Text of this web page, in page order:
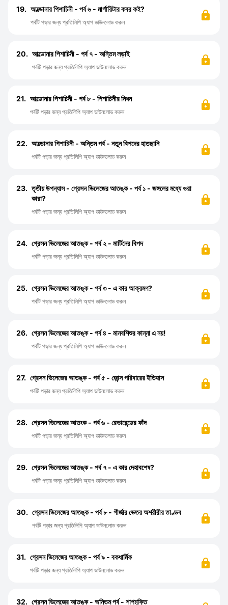
19. আল্ডোনার পিশাচিনী - পর্ব ৬ - মার্গারিটার কবর কই?
পর্বটি পড়ার জন্য প্রতিলিপি অ্যাপ ডাউনলোড করুন
20. আল্ডোনার পিশাচিনী - পর্ব ৭ - অন্তিম লড়াই
পর্বটি পড়ার জন্য প্রতিলিপি অ্যাপ ডাউনলোড করুন
21. আল্ডোনার পিশাচিনী - পর্ব ৮ - পিশাচিনীর নিধন
পর্বটি পড়ার জন্য প্রতিলিপি অ্যাপ ডাউনলোড করুন
22. আল্ডোনার পিশাচিনী - অন্তিম পর্ব - নতুন বিপদের হাতছানি
পর্বটি পড়ার জন্য প্রতিলিপি অ্যাপ ডাউনলোড করুন
23. তৃতীয় উপন্যাস - গ্রেসন ভিলেজের আতঙ্ক - পর্ব ১ - জঙ্গলের মধ্যে ওরা
কারা?
পর্বটি পড়ার জন্য প্রতিলিপি অ্যাপ ডাউনলোড করুন
24. গ্রেসন ভিলেজের আতঙ্ক - পর্ব ২ - মার্টিনের বিপদ
পর্বটি পড়ার জন্য প্রতিলিপি অ্যাপ ডাউনলোড করুন
25. গ্রেসন ভিলেজের আতঙ্ক - পর্ব ৩ - এ কার আক্রমণ?
পর্বটি পড়ার জন্য প্রতিলিপি অ্যাপ ডাউনলোড করুন
26. গ্রেসন ভিলেজের আতঙ্ক - পর্ব ৪ - মানবশিশুর কান্না এ নয়!
পর্বটি পড়ার জন্য প্রতিলিপি অ্যাপ ডাউনলোড করুন
27. গ্রেসন ভিলেজের আতঙ্ক - পর্ব ৫ - জোন্স পরিবারের ইতিহাস
পর্বটি পড়ার জন্য প্রতিলিপি অ্যাপ ডাউনলোড করুন
28. গ্রেসন ভিলেজের আতংক - পর্ব ৬ - রেভারেন্ডের ফাঁদ
পর্বটি পড়ার জন্য প্রতিলিপি অ্যাপ ডাউনলোড করুন
29. গ্রেসন ভিলেজের আতঙ্ক - পর্ব ৭ - এ কার দেহাবশেষ?
পর্বটি পড়ার জন্য প্রতিলিপি অ্যাপ ডাউনলোড করুন
30. গ্রেসন ভিলেজের আতঙ্ক - পর্ব ৮ - গীর্জার ভেতর অশরীরীর তাণ্ডব
পর্বটি পড়ার জন্য প্রতিলিপি অ্যাপ ডাউনলোড করুন
31. গ্রেসন ভিলেজের আতঙ্ক - পর্ব ৯ - বকধার্মিক
পর্বটি পড়ার জন্য প্রতিলিপি অ্যাপ ডাউনলোড করুন
32. গ্রেসন ভিলেজের আতঙ্ক - অন্তিম পর্ব - শাপমুক্তি